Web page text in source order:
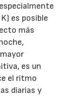
es posible
más
es un
el ritmo
diarias y